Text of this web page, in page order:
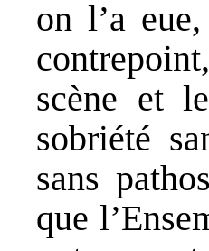
on l’a
scène et
sobriété
sans
que